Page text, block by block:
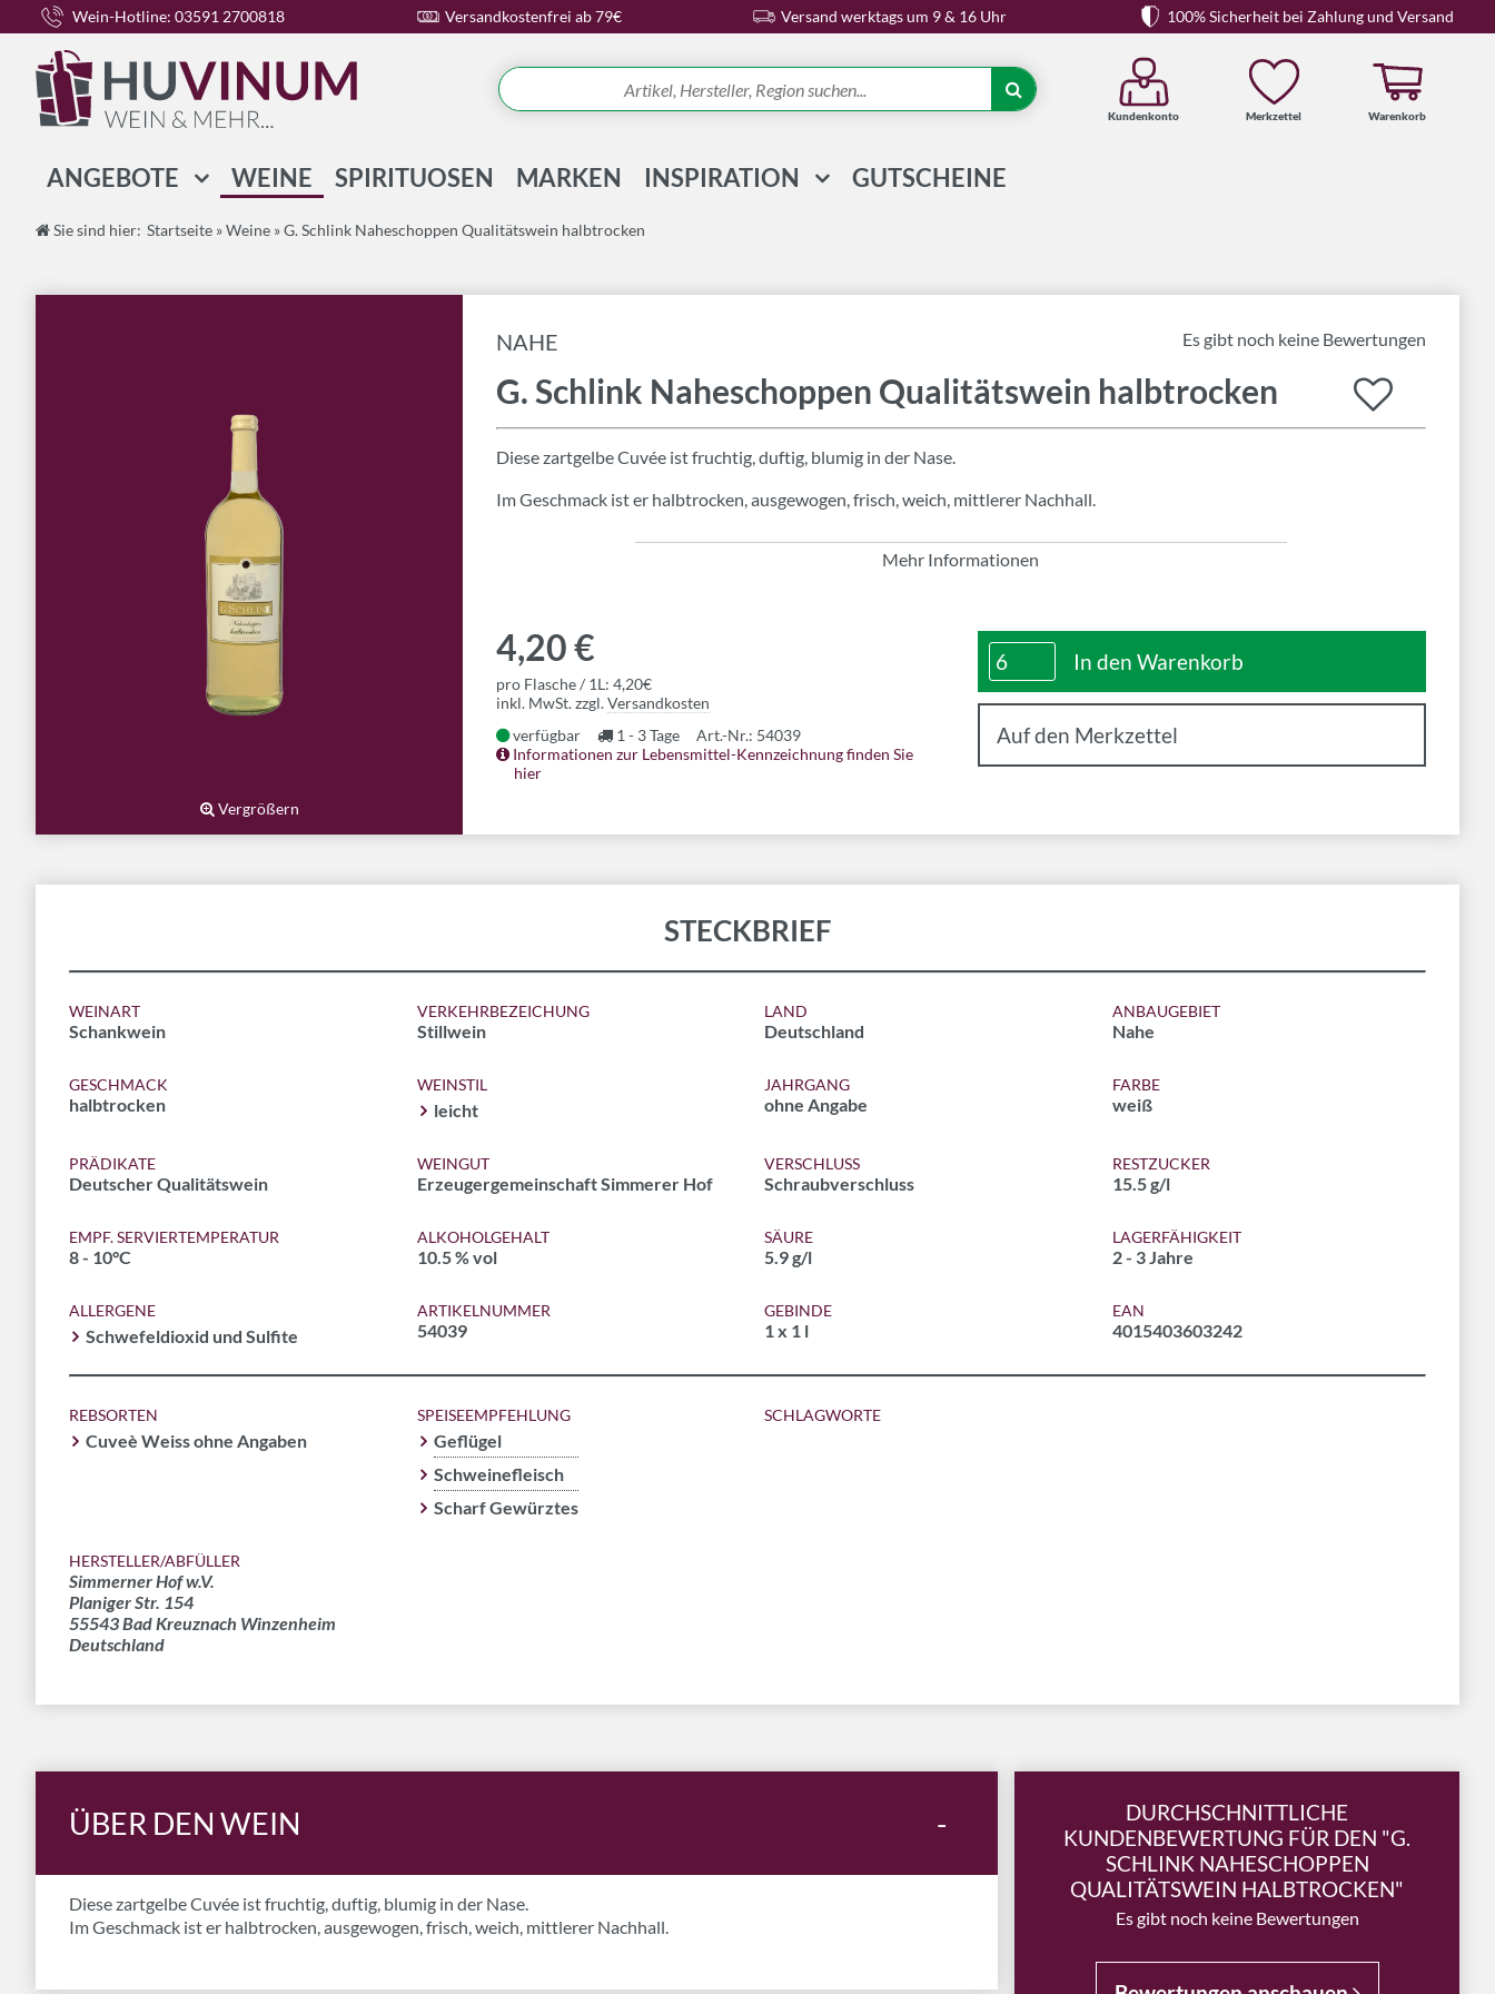
Wein-Hotline: 03591 2700818 Versandkostenfrei ab 79€ Versand werktags um 9 & 16 Uhr 100% Sicherheit bei Zahlung und Versand
Kundenkonto Merkzettel Warenkorb
ANGEBOTE
WEIN-PAKETE
WEINE SPIRITUOSEN MARKEN INSPIRATION GUTSCHEINE
Sie sind hier: Startseite »Weine »G. Schlink Naheschoppen Qualitätswein halbtrocken
Vergrößern
NAHE Es gibt noch keine Bewertungen
G. Schlink Naheschoppen Qualitätswein halbtrocken
Diese zartgelbe Cuvée ist fruchtig, duftig, blumig in der Nase.
Im Geschmack ist er halbtrocken, ausgewogen, frisch, weich, mittlerer Nachhall.
Mehr Informationen
4,20 €
pro Flasche / 1L: 4,20€
inkl. MwSt. zzgl.Versandkosten
verfügbar
1 - 3 Tage
Art.-Nr.: 54039
Informationen zur Lebensmittel-Kennzeichnung finden Sie
hier
STECKBRIEF
WEINART
Schankwein
VERKEHRBEZEICHUNG
Stillwein
LAND
Deutschland
ANBAUGEBIET
Nahe
GESCHMACK
halbtrocken
WEINSTIL
leicht
JAHRGANG
ohne Angabe
FARBE
weiß
PRÄDIKATE
Deutscher Qualitätswein
WEINGUT
Erzeugergemeinschaft Simmerer Hof
VERSCHLUSS
Schraubverschluss
RESTZUCKER
15.5 g/l
EMPF. SERVIERTEMPERATUR
8 - 10°C
ALKOHOLGEHALT
10.5 % vol
SÄURE
5.9 g/l
LAGERFÄHIGKEIT
2 - 3 Jahre
ALLERGENE
Schwefeldioxid und Sulfite
ARTIKELNUMMER
54039
GEBINDE
1 x 1 l
EAN
4015403603242
REBSORTEN
Cuveè Weiss ohne Angaben
SPEISEEMPFEHLUNG
Geflügel
Schweinefleisch
Scharf Gewürztes
SCHLAGWORTE
HERSTELLER/ABFÜLLER
Simmerner Hof w.V.
Planiger Str. 154
55543 Bad Kreuznach Winzenheim
Deutschland
DURCHSCHNITTLICHE
KUNDENBEWERTUNG FÜR DEN "G.
SCHLINK NAHESCHOPPEN
QUALITÄTSWEIN HALBTROCKEN"
Es gibt noch keine Bewertungen
ÜBER DEN WEIN -
Diese zartgelbe Cuvée ist fruchtig, duftig, blumig in der Nase.
Im Geschmack ist er halbtrocken, ausgewogen, frisch, weich, mittlerer Nachhall.